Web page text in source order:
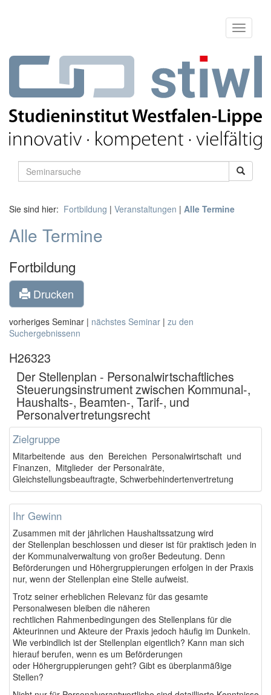
Sie sind hier: Fortbildung | Veranstaltungen | Alle Termine
Alle Termine
Fortbildung
Drucken
vorheriges Seminar | nächstes Seminar | zu den
Suchergebnissenn
H26323
Der Stellenplan - Personalwirtschaftliches
Steuerungsinstrument zwischen Kommunal-,
Haushalts-, Beamten-, Tarif-, und
Personalvertretungsrecht
Zielgruppe
Mitarbeitende aus den Bereichen Personalwirtschaft und
Finanzen, Mitglieder der Personalräte,
Gleichstellungsbeauftragte, Schwerbehindertenvertretung
Ihr Gewinn
Zusammen mit der jährlichen Haushaltssatzung wird
der Stellenplan beschlossen und dieser ist für praktisch jeden in
der Kommunalverwaltung von großer Bedeutung. Denn
Beförderungen und Höhergruppierungen erfolgen in der Praxis
nur, wenn der Stellenplan eine Stelle aufweist.
Trotz seiner erheblichen Relevanz für das gesamte
Personalwesen bleiben die näheren
rechtlichen Rahmenbedingungen des Stellenplans für die
Akteurinnen und Akteure der Praxis jedoch häufig im Dunkeln.
Wie verbindlich ist der Stellenplan eigentlich? Kann man sich
hierauf berufen, wenn es um Beförderungen
oder Höhergruppierungen geht? Gibt es überplanmäßige
Stellen?